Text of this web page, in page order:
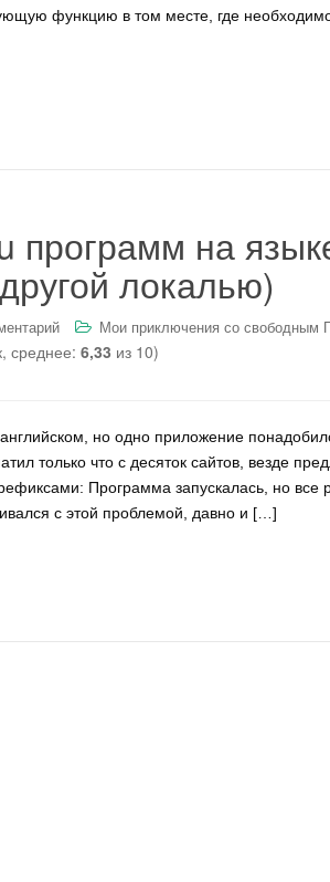
функцию в том месте, где
программ на
локалью)
Мои приключения со свободным
среднее: 6,33 из 10)
но одно приложение
только что с десяток сайтов, везде
Программа запускалась, но
с этой проблемой, давно и […]